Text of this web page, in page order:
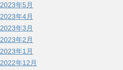
2023年5月
2023年4月
2023年3月
2023年2月
2023年1月
2022年12月